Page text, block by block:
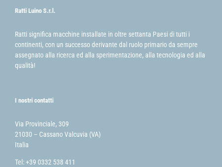
Ratti Luino S.r.l.
Ratti significa macchine installate in oltre settanta Paesi di tutti i
continenti, con un successo derivante dal ruolo primario da sempre
assegnato alla ricerca ed alla sperimentazione, alla tecnologia ed alla
qualità!
I nostri contatti
Via Provinciale, 309
21030 – Cassano Valcuvia (VA)
Italia
Tel: +39 0332 538 411